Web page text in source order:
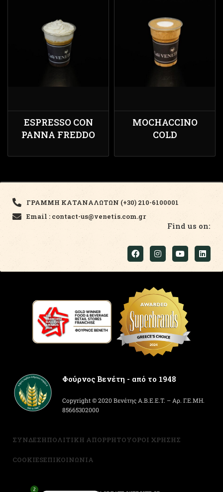
ESPRESSO CON
PANNA FREDDO
MOCHACCINO
COLD
ΓΡΑΜΜΗ ΚΑΤΑΝΑΛΩΤΩΝ (+30) 210-6100001
Email : contact-us@venetis.com.gr
Find us on:
Φούρνος Βενέτη - από το 1948
Copyright © 2020 Βενέτης Α.Β.Ε.Ε.Τ. – Αρ. Γ.Ε.ΜΗ.
85665302000
ΣΥΝΔΕΣΗΠΟΛΙΤΙΚΗ ΑΠΟΡΡΗΤΟΥΟΡΟΙ ΧΡΗΣΗΣ
COOKIESΕΠΙΚΟΙΝΩΝΙΑ
2